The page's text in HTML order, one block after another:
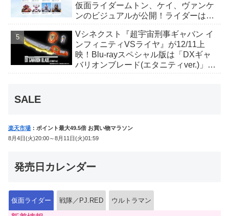
仮面ライダームトン、ケイ、ヴァンケ
ンのビジュアルが公開！ライダーは子
Vシネクスト『超宇宙刑事ギャバン イ
ンフィニティVSライヤ』が12/11上
映！Blu-rayスペシャル版は「DXギャ
バリオンブレード(エタニティver.)」
SALE
楽天市場 ：ポイント最大49.5倍 お買い物マラソン
8月4日(火)20:00～8月11日(火)01:59
発売日カレンダー
仮面ライダー 戦隊／PJ.RED ウルトラマン